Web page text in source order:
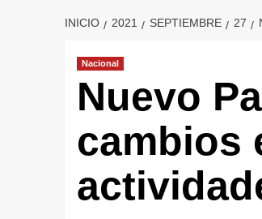
INICIO 2021 SEPTIEMBRE 27
Nacional
Nuevo
cambios